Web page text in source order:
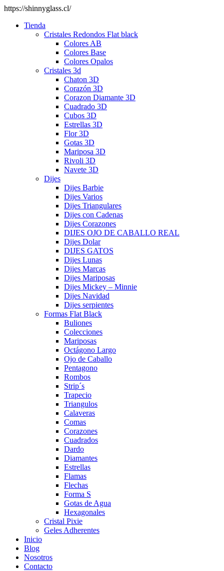
https://shinnyglass.cl/
Tienda
Cristales Redondos Flat black
Colores AB
Colores Base
Colores Opalos
Cristales 3d
Chaton 3D
Corazón 3D
Corazon Diamante 3D
Cuadrado 3D
Cubos 3D
Estrellas 3D
Flor 3D
Gotas 3D
Mariposa 3D
Rivoli 3D
Navete 3D
Dijes
Dijes Barbie
Dijes Varios
Dijes Triangulares
Dijes con Cadenas
Dijes Corazones
DIJES OJO DE CABALLO REAL
Dijes Dolar
DIJES GATOS
Dijes Lunas
Dijes Marcas
Dijes Mariposas
Dijes Mickey – Minnie
Dijes Navidad
Dijes serpientes
Formas Flat Black
Buliones
Colecciones
Mariposas
Octágono Largo
Ojo de Caballo
Pentagono
Rombos
Strip´s
Trapecio
Triangulos
Calaveras
Comas
Corazones
Cuadrados
Dardo
Diamantes
Estrellas
Flamas
Flechas
Forma S
Gotas de Agua
Hexagonales
Cristal Pixie
Geles Adherentes
Inicio
Blog
Nosotros
Contacto